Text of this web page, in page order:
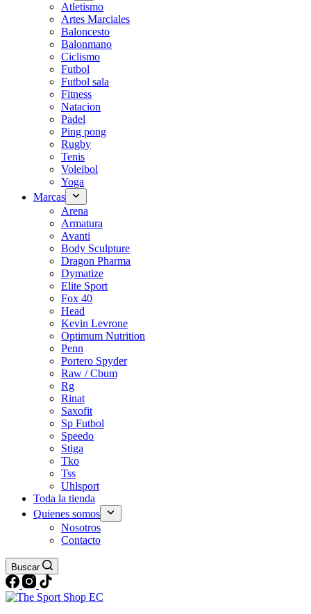
Atletismo
Artes Marciales
Baloncesto
Balonmano
Ciclismo
Futbol
Futbol sala
Fitness
Natacion
Padel
Ping pong
Rugby
Tenis
Voleibol
Yoga
Marcas
Arena
Armatura
Avanti
Body Sculpture
Dragon Pharma
Dymatize
Elite Sport
Fox 40
Head
Kevin Levrone
Optimum Nutrition
Penn
Portero Spyder
Raw / Cbum
Rg
Rinat
Saxofit
Sp Futbol
Speedo
Stiga
Tko
Tss
Uhlsport
Toda la tienda
Quienes somos
Nosotros
Contacto
Buscar